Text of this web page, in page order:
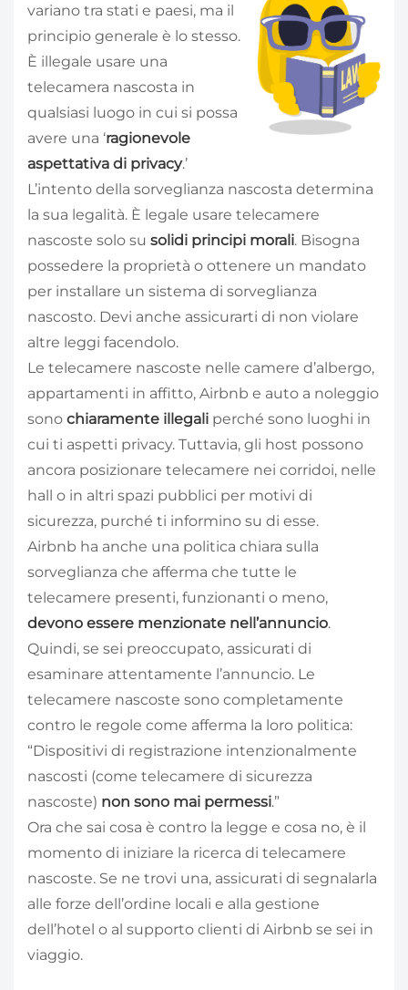
variano tra stati e paesi, ma il
principio generale è lo stesso.
È illegale usare una
telecamera nascosta in
qualsiasi luogo in cui si possa
avere una ‘ragionevole
aspettativa di privacy.’
L’intento della sorveglianza nascosta determina
la sua legalità. È legale usare telecamere
nascoste solo su solidi principi morali. Bisogna
possedere la proprietà o ottenere un mandato
per installare un sistema di sorveglianza
nascosto. Devi anche assicurarti di non violare
altre leggi facendolo.
Le telecamere nascoste nelle camere d’albergo,
appartamenti in affitto, Airbnb e auto a noleggio
sono chiaramente illegali perché sono luoghi in
cui ti aspetti privacy. Tuttavia, gli host possono
ancora posizionare telecamere nei corridoi, nelle
hall o in altri spazi pubblici per motivi di
sicurezza, purché ti informino su di esse.
Airbnb ha anche una politica chiara sulla
sorveglianza che afferma che tutte le
telecamere presenti, funzionanti o meno,
devono essere menzionate nell’annuncio.
Quindi, se sei preoccupato, assicurati di
esaminare attentamente l’annuncio. Le
telecamere nascoste sono completamente
contro le regole come afferma la loro politica:
“Dispositivi di registrazione intenzionalmente
nascosti (come telecamere di sicurezza
nascoste) non sono mai permessi.”
Ora che sai cosa è contro la legge e cosa no, è il
momento di iniziare la ricerca di telecamere
nascoste. Se ne trovi una, assicurati di segnalarla
alle forze dell’ordine locali e alla gestione
dell’hotel o al supporto clienti di Airbnb se sei in
viaggio.